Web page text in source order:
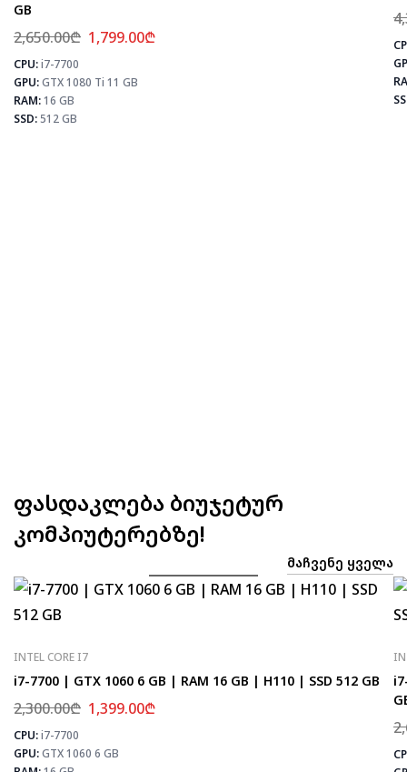
GB
2,650.00₾ 1,799.00₾
CPU:i7-7700
GPU:GTX 1080 Ti 11 GB
RAM:16 GB
SSD:512 GB
ფასდაკლება ბიუჯეტურ
კომპიუტერებზე!
ᲛᲐᲩᲕᲔᲜᲔ ᲧᲕᲔᲚᲐ
INTEL CORE I7
i7-7700 | GTX 1060 6 GB | RAM 16 GB | H110 | SSD 512 GB
2,300.00₾ 1,399.00₾
CPU:i7-7700
GPU:GTX 1060 6 GB